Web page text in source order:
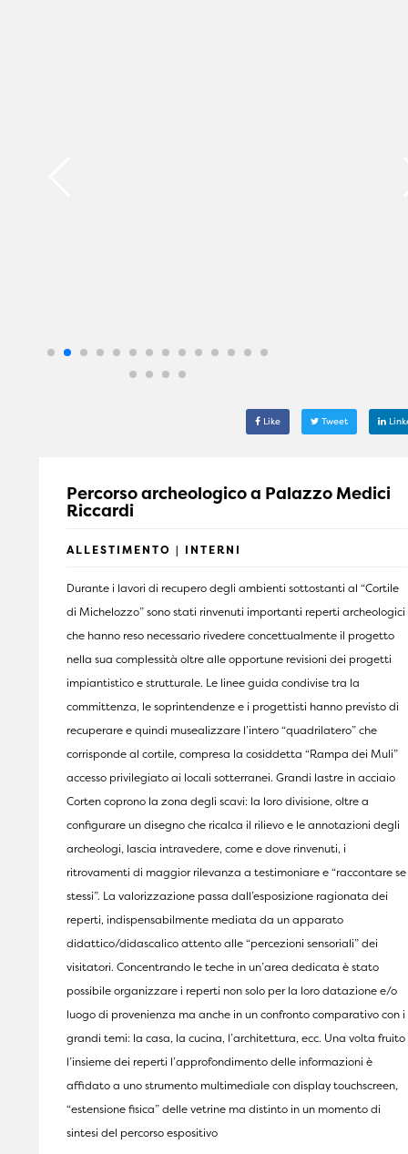
Like Tweet
Percorso archeologico a Palazzo Medici
Riccardi
ALLESTIMENTO | INTERNI
Durante i lavori di recupero degli ambienti sottostanti al “Cortile
di Michelozzo” sono stati rinvenuti importanti reperti archeologici
che hanno reso necessario rivedere concettualmente il progetto
nella sua complessità oltre alle opportune revisioni dei progetti
impiantistico e strutturale. Le linee guida condivise tra la
committenza, le soprintendenze e i progettisti hanno previsto di
recuperare e quindi musealizzare l’intero “quadrilatero” che
corrisponde al cortile, compresa la cosiddetta “Rampa dei Muli”
accesso privilegiato ai locali sotterranei. Grandi lastre in acciaio
Corten coprono la zona degli scavi: la loro divisione, oltre a
configurare un disegno che ricalca il rilievo e le annotazioni degli
archeologi, lascia intravedere, come e dove rinvenuti, i
ritrovamenti di maggior rilevanza a testimoniare e “raccontare se
stessi”. La valorizzazione passa dall’esposizione ragionata dei
reperti, indispensabilmente mediata da un apparato
didattico/didascalico attento alle “percezioni sensoriali” dei
visitatori. Concentrando le teche in un’area dedicata è stato
possibile organizzare i reperti non solo per la loro datazione e/o
luogo di provenienza ma anche in un confronto comparativo con i
grandi temi: la casa, la cucina, l’architettura, ecc. Una volta fruito
l’insieme dei reperti l’approfondimento delle informazioni è
affidato a uno strumento multimediale con display touchscreen,
“estensione fisica” delle vetrine ma distinto in un momento di
sintesi del percorso espositivo